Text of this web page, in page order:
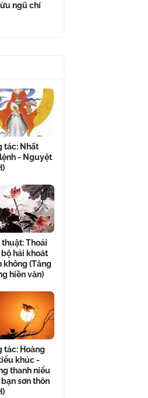
ngũ chí
tác: Nhất
- Nguyệt
thuật: Thoái
hải khoát
không (Tăng
hiền văn)
tác: Hoàng
khúc -
thanh niểu
sơn thôn